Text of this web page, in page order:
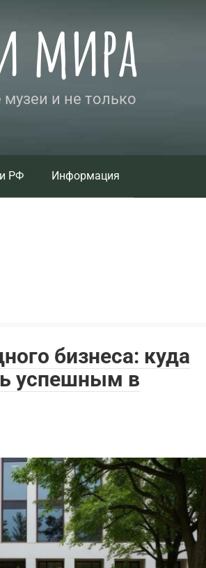
мира
и не только
РФ Информация
бизнеса: куда
успешным в